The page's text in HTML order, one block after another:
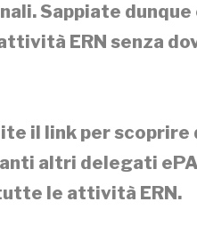
Sappiate dunque
ERN senza
il link per scoprire
altri delegati
le attività ERN.